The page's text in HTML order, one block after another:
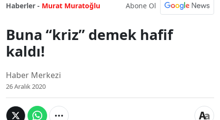
Haberler - Murat Muratoğlu Abone Ol
Buna “kriz” demek hafif
kaldı!
Haber Merkezi
26 Aralık 2020